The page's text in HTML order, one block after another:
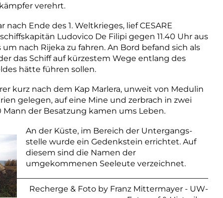
verehrt.
nach Ende des 1. Weltkrieges, lief CESARE
Ludovico De Filipi gegen 11.40 Uhr aus
nach Rijeka zu fahren. An Bord befand sich als
das Schiff auf kürzestem Wege entlang des
hätte führen sollen.
kurz nach dem Kap Marlera, unweit von Medulin
gelegen, auf eine Mine und zerbrach in zwei
Mann der Besatzung kamen ums Leben.
An der Küste, im Bereich der Untergangs-
stelle wurde ein Gedenkstein errichtet. Auf
diesem sind die Namen der
umgekommenen Seeleute verzeichnet.
Recherge & Foto by Franz Mittermayer - UW-